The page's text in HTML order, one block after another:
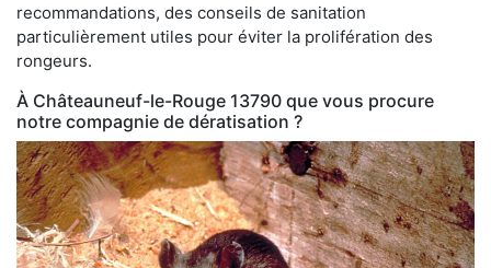
recommandations, des conseils de sanitation
particulièrement utiles pour éviter la prolifération des
rongeurs.
À Châteauneuf-le-Rouge 13790 que vous procure
notre compagnie de dératisation ?